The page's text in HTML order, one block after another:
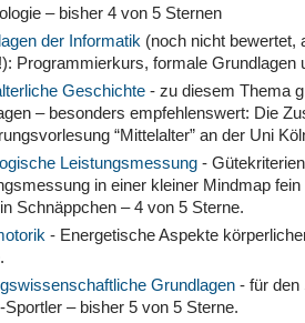
– bisher 4 von 5 Sternen
der Informatik (noch nicht bewertet,
Programmierkurs, formale Grundlagen
Geschichte - zu diesem Thema
– besonders empfehlenswert: Die
“Mittelalter” an der Uni
Leistungsmessung -
in einer kleiner Mindmap
Schnäppchen – 4 von 5 Sterne.
- Energetische Aspekte
Grundlagen - für den
Sportler – bisher 5 von 5 Sterne.